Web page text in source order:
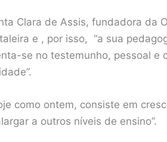
Clara de Assis, fundadora da
e , por isso, “a sua
se no testemunho, pessoal e
como ontem, consiste em
a outros níveis de ensino”.